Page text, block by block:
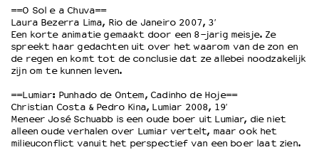
EDUCATIE
Schoolvoorstellingen
Filmprogramma’s Primair Onderwijs
Speciale educatieprogramma’s
==O Sol e a Chuva==
Laura Bezerra Lima, Rio de Janeiro 2007, 3′
Een korte animatie gemaakt door een 8-jarig meisje. Ze
spreekt haar gedachten uit over het waarom van de zon en
de regen en komt tot de conclusie dat ze allebei noodzakelijk
zijn om te kunnen leven.
==Lumiar: Punhado de Ontem, Cadinho de Hoje==
Christian Costa & Pedro Kina, Lumiar 2008, 19′
Meneer José Schuabb is een oude boer uit Lumiar, die niet
alleen oude verhalen over Lumiar vertelt, maar ook het
milieuconflict vanuit het perspectief van een boer laat zien.